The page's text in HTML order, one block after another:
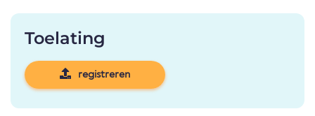
Toelating
registreren